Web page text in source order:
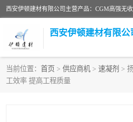
西安伊顿建材有限公
当前位置： 首页 > 供应商机 > 速凝剂 >
工效率 提高工程质量
灌浆料